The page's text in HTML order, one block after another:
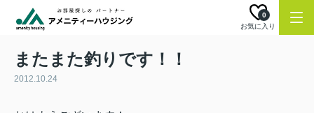
お気に入り
0
またまた釣りです！！
2012.10.24